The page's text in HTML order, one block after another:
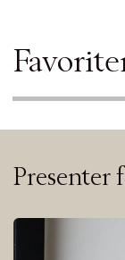
Presenter